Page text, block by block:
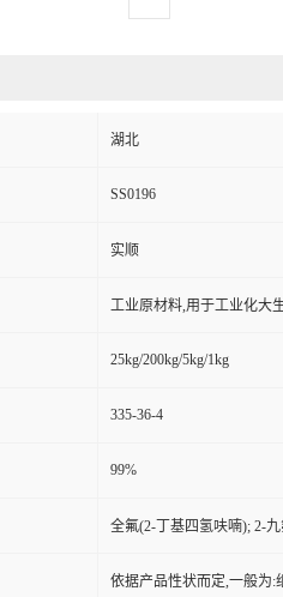
湖北
SS0196
实顺
工业原材料,用于工业化大
25kg/200kg/5kg/1kg
335-36-4
99%
全氟(2-丁基四氢呋喃); 2-
依据产品性状而定,一般为: